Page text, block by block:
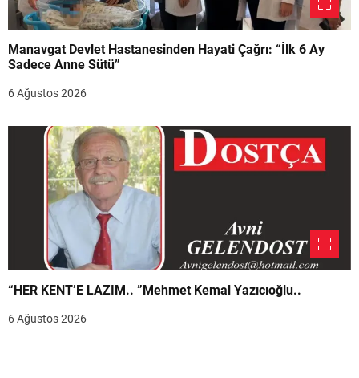
Manavgat Devlet Hastanesinden Hayati Çağrı: “İlk 6 Ay
Sadece Anne Sütü”
6 Ağustos 2026
“HER KENT’E LAZIM.. ”Mehmet Kemal Yazıcıoğlu..
6 Ağustos 2026